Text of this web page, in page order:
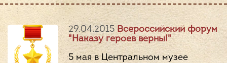
29.04.2015 Всероссийский форум
"Наказу героев верны!"
5 мая в Центральном музее